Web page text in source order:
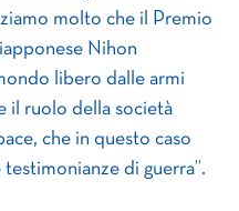
molto che il Premio
Nihon
libero dalle armi
il ruolo della società
che in questo caso
di guerra”.